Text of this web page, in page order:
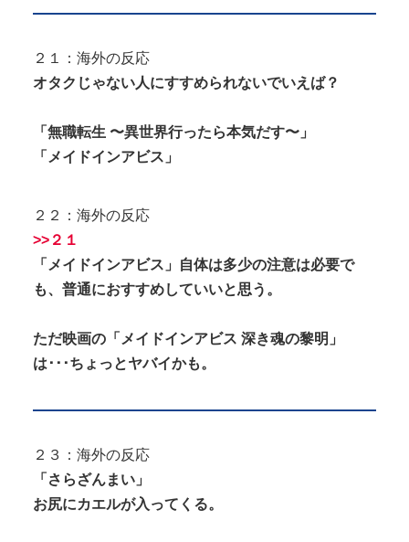
２１：海外の反応
オタクじゃない人にすすめられないでいえば？
「無職転生 〜異世界行ったら本気だす〜」
「メイドインアビス」
２２：海外の反応
>>２１
「メイドインアビス」自体は多少の注意は必要で
も、普通におすすめしていいと思う。
ただ映画の「メイドインアビス 深き魂の黎明」
は･･･ちょっとヤバイかも。
２３：海外の反応
「さらざんまい」
お尻にカエルが入ってくる。